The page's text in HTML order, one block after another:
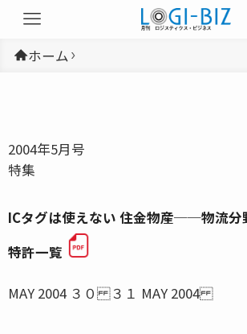
ホーム
2004年5月号
特集
ICタグは使えない 住金物産──物流分
特許一覧
MAY 2004 ３０ ３１ MAY 2004